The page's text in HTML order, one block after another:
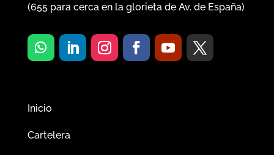
(655para cerca en la glorieta de Av. de España)
Inicio
Cartelera